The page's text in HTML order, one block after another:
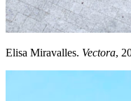
Elisa Miravalles. Vectora,